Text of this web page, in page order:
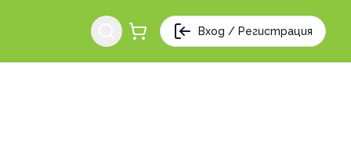
Вход / Регистрация